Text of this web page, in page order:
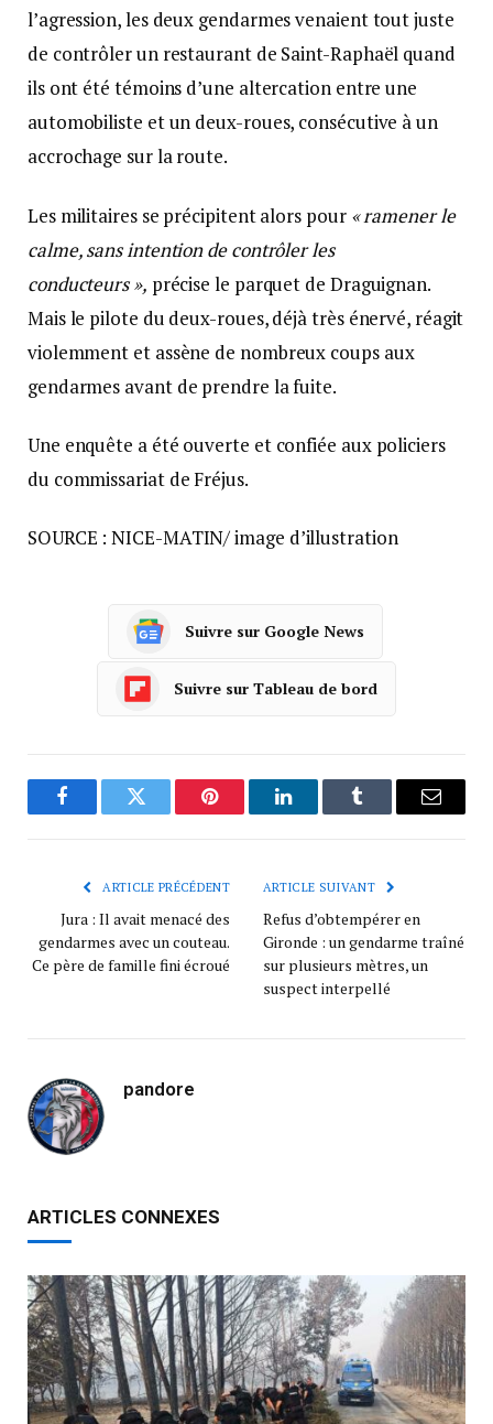
l’agression, les deux gendarmes venaient tout juste
de contrôler un restaurant de Saint-Raphaël quand
ils ont été témoins d’une altercation entre une
automobiliste et un deux-roues, consécutive à un
accrochage sur la route.
Les militaires se précipitent alors pour « ramener le
calme, sans intention de contrôler les
conducteurs », précise le parquet de Draguignan.
Mais le pilote du deux-roues, déjà très énervé, réagit
violemment et assène de nombreux coups aux
gendarmes avant de prendre la fuite.
Une enquête a été ouverte et confiée aux policiers
du commissariat de Fréjus.
SOURCE : NICE-MATIN/ image d’illustration
Suivre sur Google News
Suivre sur Tableau de bord
FacebookTwitter Pinterest LinkedInTumblr
ARTICLE PRÉCÉDENT
Jura : Il avait menacé des
gendarmes avec un couteau.
Ce père de famille fini écroué
ARTICLE SUIVANT
Refus d’obtempérer en
Gironde : un gendarme traîné
sur plusieurs mètres, un
suspect interpellé
pandore
ARTICLES CONNEXES